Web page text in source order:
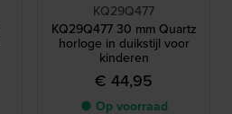
KQ29Q477
KQ29Q477 30 mm Quartz
horloge in duikstijl voor
kinderen
€ 44,95
● Op voorraad